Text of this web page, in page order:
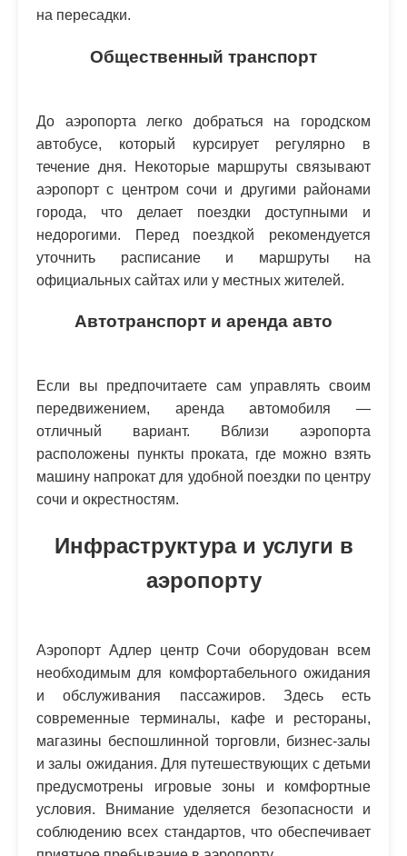
на пересадки.
Общественный транспорт
До аэропорта легко добраться на городском
автобусе, который курсирует регулярно в
течение дня. Некоторые маршруты связывают
аэропорт с центром сочи и другими районами
города, что делает поездки доступными и
недорогими. Перед поездкой рекомендуется
уточнить расписание и маршруты на
официальных сайтах или у местных жителей.
Автотранспорт и аренда авто
Если вы предпочитаете сам управлять своим
передвижением, аренда автомобиля —
отличный вариант. Вблизи аэропорта
расположены пункты проката, где можно взять
машину напрокат для удобной поездки по центру
сочи и окрестностям.
Инфраструктура и услуги в
аэропорту
Аэропорт Адлер центр Сочи оборудован всем
необходимым для комфортабельного ожидания
и обслуживания пассажиров. Здесь есть
современные терминалы, кафе и рестораны,
магазины беспошлинной торговли, бизнес-залы
и залы ожидания. Для путешествующих с детьми
предусмотрены игровые зоны и комфортные
условия. Внимание уделяется безопасности и
соблюдению всех стандартов, что обеспечивает